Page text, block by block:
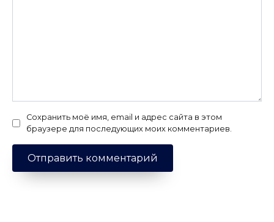
Сохранить моё имя, email и адрес сайта в этом
браузере для последующих моих комментариев.